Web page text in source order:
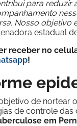
para
Nosso objetivo
estadual
receber no
!
de nortear
de controle das
em